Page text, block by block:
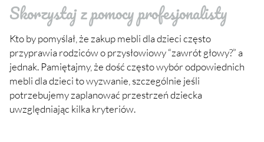
Skorzystaj z pomocy profesjonalisty
Kto by pomyślał, że zakup mebli dla dzieci często
przyprawia rodziców o przysłowiowy “zawrót głowy?” a
jednak. Pamiętajmy, że dość często wybór odpowiednich
mebli dla dzieci to wyzwanie, szczególnie jeśli
potrzebujemy zaplanować przestrzeń dziecka
uwzględniając kilka kryteriów.